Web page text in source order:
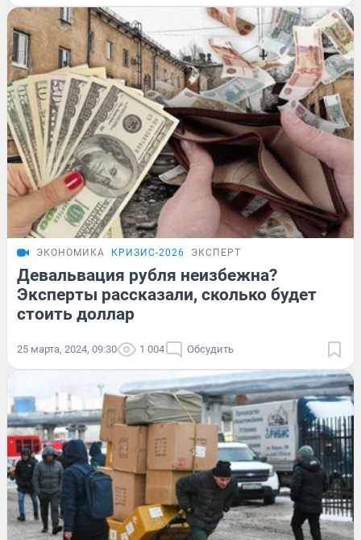
ЭКОНОМИКА КРИЗИС-2026 ЭКСПЕРТ
Девальвация рубля неизбежна?
Эксперты рассказали, сколько будет
стоить доллар
25 марта, 2024, 09:30 1 004 Обсудить